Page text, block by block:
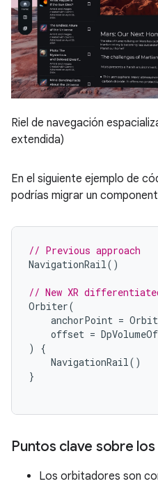
Riel de navegación
extendida)
En el siguiente ejemplo de
podrías migrar un
// Previous approach
NavigationRail()
// New XR
Orbiter(
anchorPoint =
offset =
)
{
NavigationRail()
}
Puntos clave sobre
Los orbitadores son